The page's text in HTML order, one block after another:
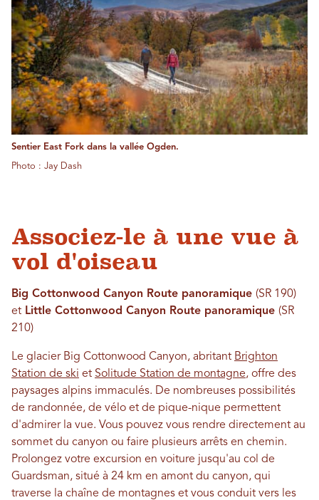
Sentier East Fork dans la vallée Ogden.
Photo : Jay Dash
Associez-le à une vue à
vol d'oiseau
Big Cottonwood Canyon Route panoramique (SR 190)
et Little Cottonwood Canyon Route panoramique (SR
210)
Le glacier Big Cottonwood Canyon, abritant Brighton
Station de ski et Solitude Station de montagne, offre des
paysages alpins immaculés. De nombreuses possibilités
de randonnée, de vélo et de pique-nique permettent
d'admirer la vue. Vous pouvez vous rendre directement au
sommet du canyon ou faire plusieurs arrêts en chemin.
Prolongez votre excursion en voiture jusqu'au col de
Guardsman, situé à 24 km en amont du canyon, qui
traverse la chaîne de montagnes et vous conduit vers les